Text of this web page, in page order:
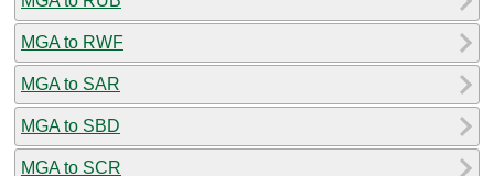
MGA to RWF
MGA to SAR
MGA to SBD
MGA to SCR